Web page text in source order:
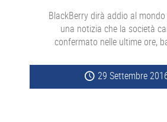
BlackBerry dirà addio al
una notizia che la società
confermato nelle ultime ore,
29 Settembre